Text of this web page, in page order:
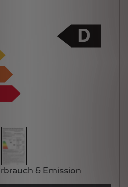
& Emission